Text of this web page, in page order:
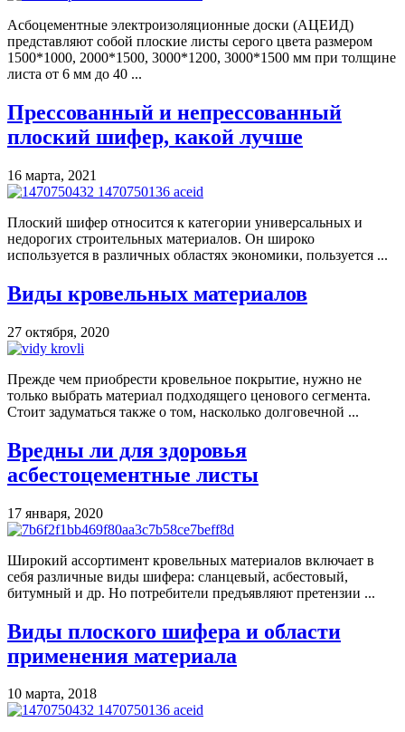
Асбоцементные электроизоляционные доски (АЦЕИД)
представляют собой плоские листы серого цвета размером
1500*1000, 2000*1500, 3000*1200, 3000*1500 мм при толщине
листа от 6 мм до 40 ...
Прессованный и непрессованный
плоский шифер, какой лучше
16 марта, 2021
Плоский шифер относится к категории универсальных и
недорогих строительных материалов. Он широко
используется в различных областях экономики, пользуется ...
Виды кровельных материалов
27 октября, 2020
Прежде чем приобрести кровельное покрытие, нужно не
только выбрать материал подходящего ценового сегмента.
Стоит задуматься также о том, насколько долговечной ...
Вредны ли для здоровья
асбестоцементные листы
17 января, 2020
Широкий ассортимент кровельных материалов включает в
себя различные виды шифера: сланцевый, асбестовый,
битумный и др. Но потребители предъявляют претензии ...
Виды плоского шифера и области
применения материала
10 марта, 2018